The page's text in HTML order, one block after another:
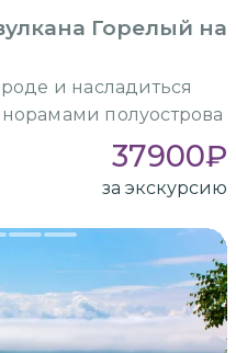
Горелый на
и насладиться
полуострова
37900₽
за экскурсию